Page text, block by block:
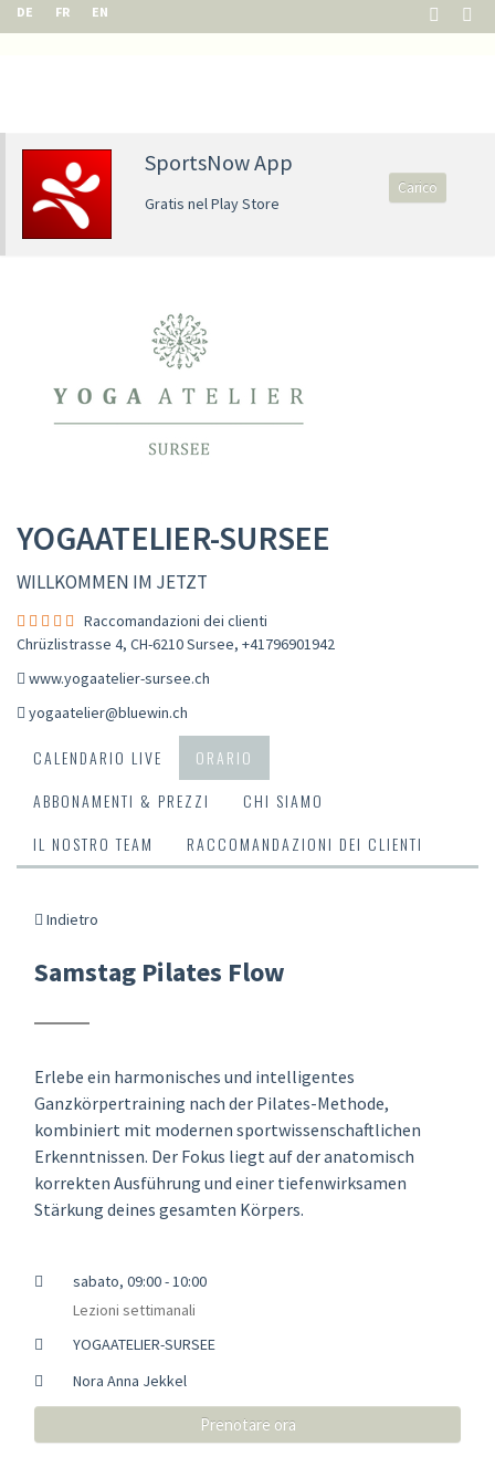
DE FR EN
SportsNow App
Gratis nel Play Store
Carico
YOGAATELIER-SURSEE
WILLKOMMEN IM JETZT
Raccomandazioni dei clienti
Chrüzlistrasse 4, CH-6210 Sursee, +41796901942
www.yogaatelier-sursee.ch
yogaatelier@bluewin.ch
CALENDARIO LIVE
ORARIO
ABBONAMENTI & PREZZI
CHI SIAMO
IL NOSTRO TEAM
RACCOMANDAZIONI DEI CLIENTI
Indietro
Samstag Pilates Flow
Erlebe ein harmonisches und intelligentes
Ganzkörpertraining nach der Pilates-Methode,
kombiniert mit modernen sportwissenschaftlichen
Erkenntnissen. Der Fokus liegt auf der anatomisch
korrekten Ausführung und einer tiefenwirksamen
Stärkung deines gesamten Körpers.
sabato, 09:00 - 10:00
Lezioni settimanali
YOGAATELIER-SURSEE
Nora Anna Jekkel
Prenotare ora